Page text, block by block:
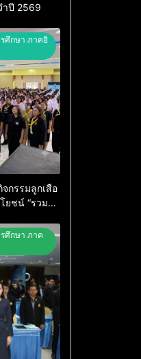
ำปี 2569
ศึกษา ภาคอิ
กรรมลูกเสือ
ชน์ “รวมใจ
ศึกษา ภาค